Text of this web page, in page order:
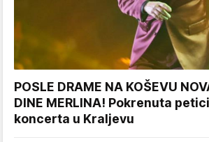
POSLE DRAME NA KOŠEVU
DINE MERLINA! Pokrenuta
koncerta u Kraljevu